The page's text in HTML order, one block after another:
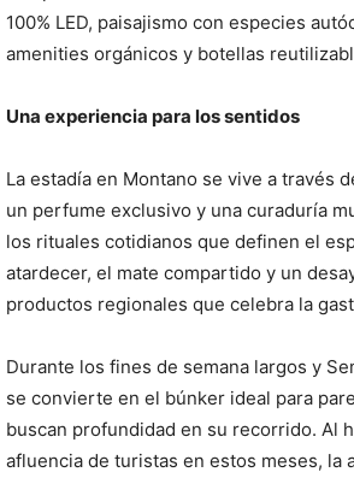
100% LED, paisajismo con especies
amenities orgánicos y botellas
Una experiencia para los sentidos
La estadía en Montano se vive a través
un perfume exclusivo y una curaduría
los rituales cotidianos que definen el
atardecer, el mate compartido y un
productos regionales que celebra la
Durante los fines de semana largos y
se convierte en el búnker ideal para
buscan profundidad en su recorrido. Al
afluencia de turistas en estos meses, la